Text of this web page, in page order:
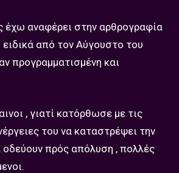
έχω αναφέρει στην αρθρογραφία
ειδικά από τον Αύγουστο του
προγραμματισμένη και
, γιατί κατόρθωσε με τις
του να καταστρέψει την
οδεύουν πρός απόλυση , πολλές